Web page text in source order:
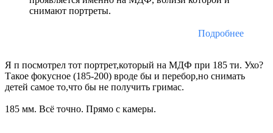
снимают портреты.
Подробнее
Я п посмотрел тот портрет,который на МДФ при 185 ти. Ухо?
Такое фокусное (185-200) вроде бы и перебор,но снимать
детей самое то,что бы не получить гримас.
185 мм. Всё точно. Прямо с камеры.